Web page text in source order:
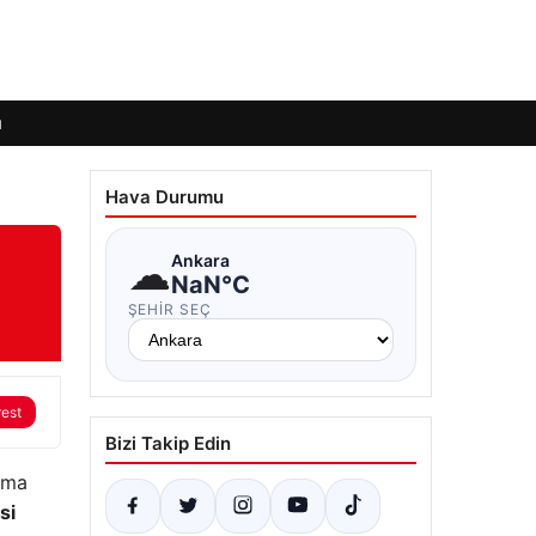
Hava Durumu
☁Ankara
NaN°C
ŞEHIR SEÇ
Bizi Takip Edin